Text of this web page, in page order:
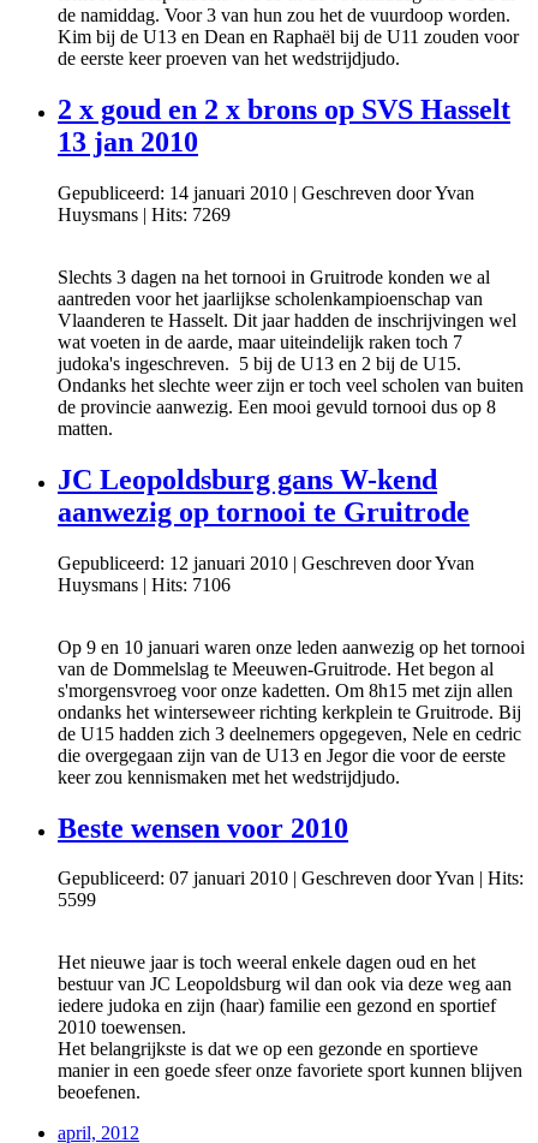
de namiddag. Voor 3 van hun zou het de vuurdoop worden.
Kim bij de U13 en Dean en Raphaël bij de U11 zouden voor
de eerste keer proeven van het wedstrijdjudo.
2 x goud en 2 x brons op SVS Hasselt
13 jan 2010
Gepubliceerd: 14 januari 2010 | Geschreven door Yvan
Huysmans | Hits: 7269
Slechts 3 dagen na het tornooi in Gruitrode konden we al
aantreden voor het jaarlijkse scholenkampioenschap van
Vlaanderen te Hasselt. Dit jaar hadden de inschrijvingen wel
wat voeten in de aarde, maar uiteindelijk raken toch 7
judoka's ingeschreven. 5 bij de U13 en 2 bij de U15.
Ondanks het slechte weer zijn er toch veel scholen van buiten
de provincie aanwezig. Een mooi gevuld tornooi dus op 8
matten.
JC Leopoldsburg gans W-kend
aanwezig op tornooi te Gruitrode
Gepubliceerd: 12 januari 2010 | Geschreven door Yvan
Huysmans | Hits: 7106
Op 9 en 10 januari waren onze leden aanwezig op het tornooi
van de Dommelslag te Meeuwen-Gruitrode. Het begon al
s'morgensvroeg voor onze kadetten. Om 8h15 met zijn allen
ondanks het winterseweer richting kerkplein te Gruitrode. Bij
de U15 hadden zich 3 deelnemers opgegeven, Nele en cedric
die overgegaan zijn van de U13 en Jegor die voor de eerste
keer zou kennismaken met het wedstrijdjudo.
Beste wensen voor 2010
Gepubliceerd: 07 januari 2010 | Geschreven door Yvan | Hits:
5599
Het nieuwe jaar is toch weeral enkele dagen oud en het
bestuur van JC Leopoldsburg wil dan ook via deze weg aan
iedere judoka en zijn (haar) familie een gezond en sportief
2010 toewensen.
Het belangrijkste is dat we op een gezonde en sportieve
manier in een goede sfeer onze favoriete sport kunnen blijven
beoefenen.
april, 2012